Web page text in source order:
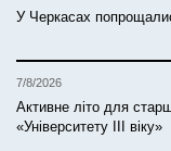
У Черкасах
7/8/2026
Активне літо для
«Університету ІІІ віку»